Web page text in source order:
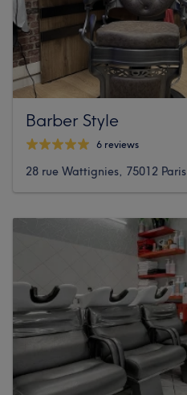
Barber Style
6 reviews
28 rue Wattignies, 75012 Paris